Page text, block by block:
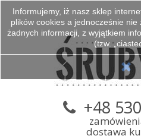
+48
dostawa
Informujemy, iż nasz sklep
plików cookies a jednocześnie
żadnych informacji, z wyjątkiem
(tzw.